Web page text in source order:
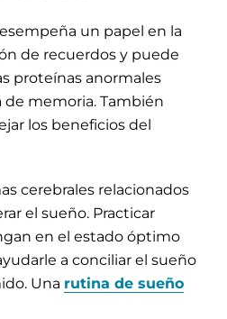
un papel en la
de recuerdos y puede
proteínas anormales
de memoria. También
los beneficios del
cerebrales relacionados
el sueño. Practicar
en el estado óptimo
a conciliar el sueño
Una rutina de sueño